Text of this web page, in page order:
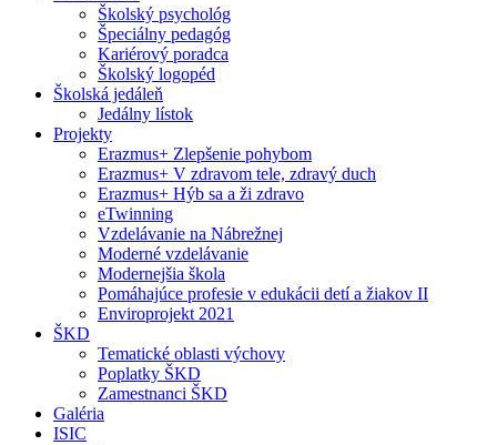
Školský psychológ
Špeciálny pedagóg
Kariérový poradca
Školský logopéd
Školská jedáleň
Jedálny lístok
Projekty
Erazmus+ Zlepšenie pohybom
Erazmus+ V zdravom tele, zdravý duch
Erazmus+ Hýb sa a ži zdravo
eTwinning
Vzdelávanie na Nábrežnej
Moderné vzdelávanie
Modernejšia škola
Pomáhajúce profesie v edukácii detí a žiakov II
Enviroprojekt 2021
ŠKD
Tematické oblasti výchovy
Poplatky ŠKD
Zamestnanci ŠKD
Galéria
ISIC